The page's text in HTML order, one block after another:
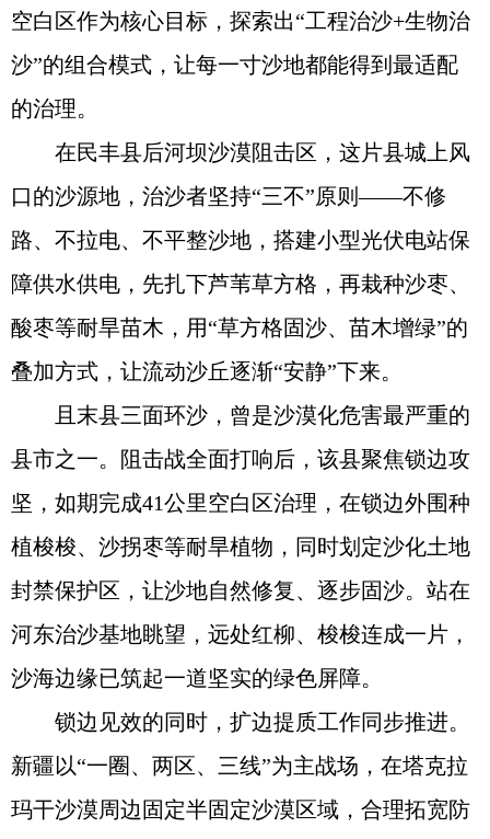
空白区作为核心目标，探索出“工程治沙+生物治
沙”的组合模式，让每一寸沙地都能得到最适配
的治理。
在民丰县后河坝沙漠阻击区，这片县城上风
口的沙源地，治沙者坚持“三不”原则——不修
路、不拉电、不平整沙地，搭建小型光伏电站保
障供水供电，先扎下芦苇草方格，再栽种沙枣、
酸枣等耐旱苗木，用“草方格固沙、苗木增绿”的
叠加方式，让流动沙丘逐渐“安静”下来。
且末县三面环沙，曾是沙漠化危害最严重的
县市之一。阻击战全面打响后，该县聚焦锁边攻
坚，如期完成41公里空白区治理，在锁边外围种
植梭梭、沙拐枣等耐旱植物，同时划定沙化土地
封禁保护区，让沙地自然修复、逐步固沙。站在
河东治沙基地眺望，远处红柳、梭梭连成一片，
沙海边缘已筑起一道坚实的绿色屏障。
锁边见效的同时，扩边提质工作同步推进。
新疆以“一圈、两区、三线”为主战场，在塔克拉
玛干沙漠周边固定半固定沙漠区域，合理拓宽防